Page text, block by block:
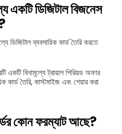
একটি ডিজিটাল বিজনেস
ডিজিটাল ব্যবসায়িক কার্ড তৈরি করতে
বিনামূল্যে ট্রায়াল পিরিয়ড অফার
কার্ড তৈরি, কাস্টমাইজ এবং শেয়ার করা
কোন ফরম্যাট আছে?